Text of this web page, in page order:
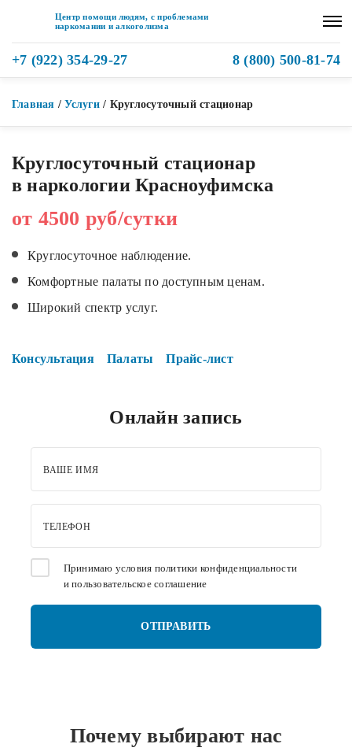
Центр помощи людям, с проблемами
наркомании и алкоголизма
+7 (922) 354-29-27 8 (800) 500-81-74
Главная /Услуги/ Круглосуточный стационар
Круглосуточный стационар
в наркологии Красноуфимска
от 4500 руб/сутки
Круглосуточное наблюдение.
Комфортные палаты по доступным ценам.
Широкий спектр услуг.
Консультация Палаты Прайс-лист
Онлайн запись
ВАШЕ ИМЯ
ТЕЛЕФОН
Принимаю условия политики конфиденциальности
ипользовательское соглашение
Почему выбирают нас